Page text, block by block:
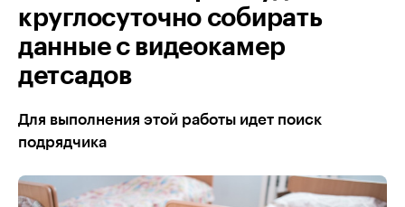
круглосуточно собирать
данные с видеокамер
детсадов
Для выполнения этой работы идет поиск
подрядчика